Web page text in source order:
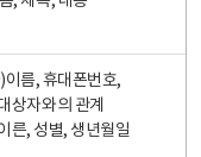
이름, 휴대폰번호,
상자와의 관계
른, 성별, 생년월일